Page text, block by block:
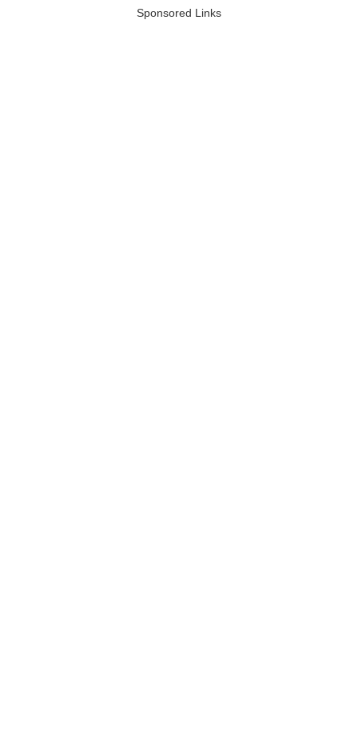
Sponsored Links